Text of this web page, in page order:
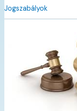
alapvető
jogszabályok
Jogszabályok